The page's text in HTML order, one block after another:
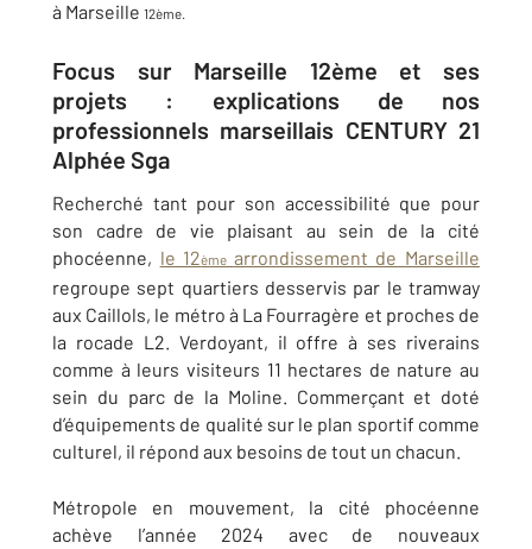
à Marseille 12ème.
Focus sur Marseille 12ème et ses
projets : explications de nos
professionnels marseillais CENTURY 21
Alphée Sga
Recherché tant pour son accessibilité que pour
son cadre de vie plaisant au sein de la cité
phocéenne, le 12ème arrondissement de Marseille
regroupe sept quartiers desservis par le tramway
aux Caillols, le métro à La Fourragère et proches de
la rocade L2. Verdoyant, il offre à ses riverains
comme à leurs visiteurs 11 hectares de nature au
sein du parc de la Moline. Commerçant et doté
d’équipements de qualité sur le plan sportif comme
culturel, il répond aux besoins de tout un chacun.
Métropole en mouvement, la cité phocéenne
achève l’année 2024 avec de nouveaux